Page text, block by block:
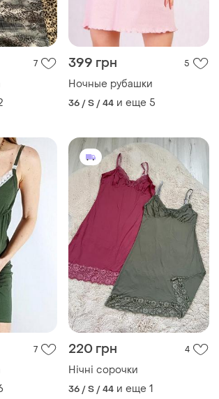
7 399 грн 5
Ночные рубашки
36 / S / 44 и еще 5
7 220 грн 4
Нічні сорочки
36 / S / 44 и еще 1